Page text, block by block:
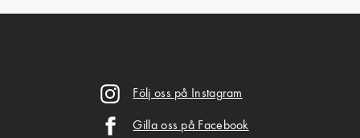
Följ oss på Instagram
Gilla oss på Facebook